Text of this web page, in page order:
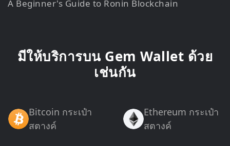
A Beginner's Guide to Ronin Blockchain
มีให้บริการบน Gem Wallet ด้วย
เช่นกัน
Bitcoin กระเป๋า
สตางค์
Ethereum กระเป๋า
สตางค์